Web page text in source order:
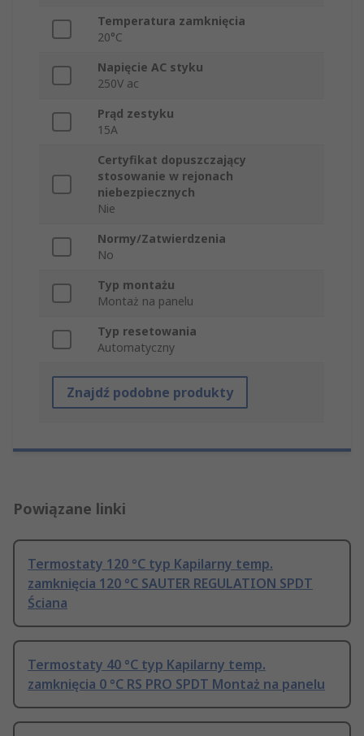
Temperatura zamknięcia
20°C
Napięcie AC styku
250V ac
Prąd zestyku
15A
Certyfikat dopuszczający
stosowanie w rejonach
niebezpiecznych
Nie
Normy/Zatwierdzenia
No
Typ montażu
Montaż na panelu
Typ resetowania
Automatyczny
Znajdź podobne produkty
Powiązane linki
Termostaty 120 °C typ Kapilarny temp.
zamknięcia 120 °C SAUTER REGULATION SPDT
Ściana
Termostaty 40 °C typ Kapilarny temp.
zamknięcia 0 °C RS PRO SPDT Montaż na panelu